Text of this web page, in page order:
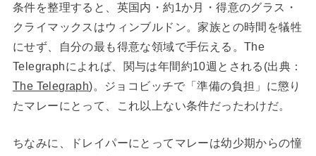
条件を整理すると、英国内・約1か月・得意のグラス・
クライマックスはウィンブルドン。家族との時間を犠牲
にせず、自分の最も得意な領域で手伝える。The
Telegraphによれば、関与は年間約10週とされる(出典：
The Telegraph)。ジョコビッチで「準備の負担」に懲り
たマレーにとって、これ以上ない条件だったわけだ。
ちなみに、ドレイパーにとってマレーは幼少期からの憧